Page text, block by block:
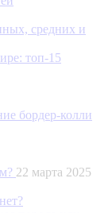
топ-15
бордер-колли
22 марта 2025